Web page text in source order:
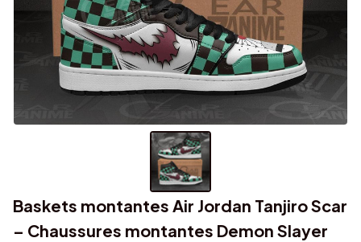
Baskets montantes Air Jordan Tanjiro Scar
– Chaussures montantes Demon Slayer